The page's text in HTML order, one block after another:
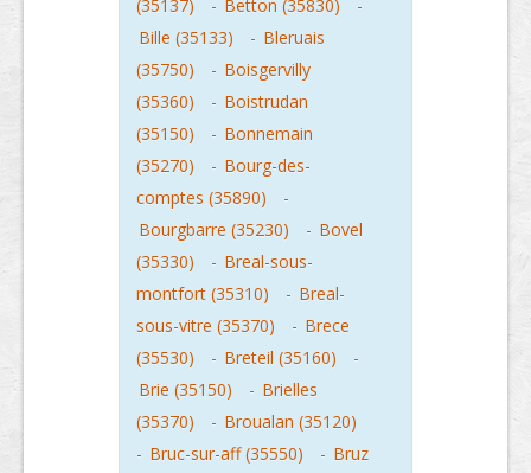
(35137)
- Betton (35830)
-
Bille (35133)
- Bleruais
(35750)
- Boisgervilly
(35360)
- Boistrudan
(35150)
- Bonnemain
(35270)
- Bourg-des-
comptes (35890)
-
Bourgbarre (35230)
- Bovel
(35330)
- Breal-sous-
montfort (35310)
- Breal-
sous-vitre (35370)
- Brece
(35530)
- Breteil (35160)
-
Brie (35150)
- Brielles
(35370)
- Broualan (35120)
- Bruc-sur-aff (35550) - Bruz